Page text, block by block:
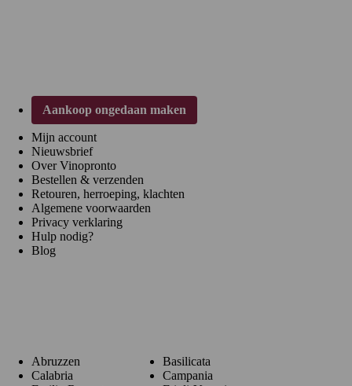
Aankoop ongedaan maken
Mijn account
Nieuwsbrief
Over Vinopronto
Bestellen & verzenden
Retouren, herroeping, klachten
Algemene voorwaarden
Privacy verklaring
Hulp nodig?
Blog
Abruzzen
Basilicata
Calabria
Campania